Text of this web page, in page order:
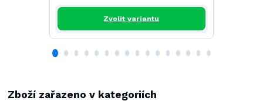
Zvolit variantu
Zboží zařazeno v kategoriích